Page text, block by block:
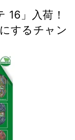
16」入荷！
するチャン